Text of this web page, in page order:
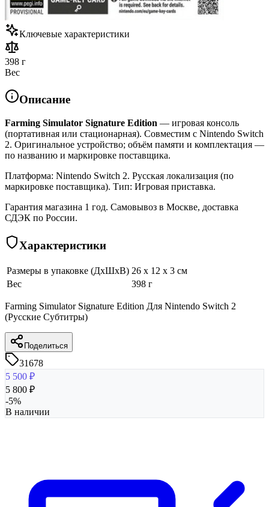
Ключевые характеристики
398 г
Вес
Описание
Farming Simulator Signature Edition — игровая консоль
(портативная или стационарная). Совместим с Nintendo Switch
2. Оригинальное устройство; объём памяти и комплектация —
по названию и маркировке поставщика.
Платформа: Nintendo Switch 2. Русская локализация (по
маркировке поставщика). Тип: Игровая приставка.
Гарантия магазина 1 год. Самовывоз в Москве, доставка
СДЭК по России.
Характеристики
Размеры в упаковке (ДхШхВ) 26 x 12 x 3 см
Вес
398 г
Farming Simulator Signature Edition Для Nintendo Switch 2
(Русские Субтитры)
Поделиться
31678
5 500 ₽
5 800 ₽
-5%
В наличии